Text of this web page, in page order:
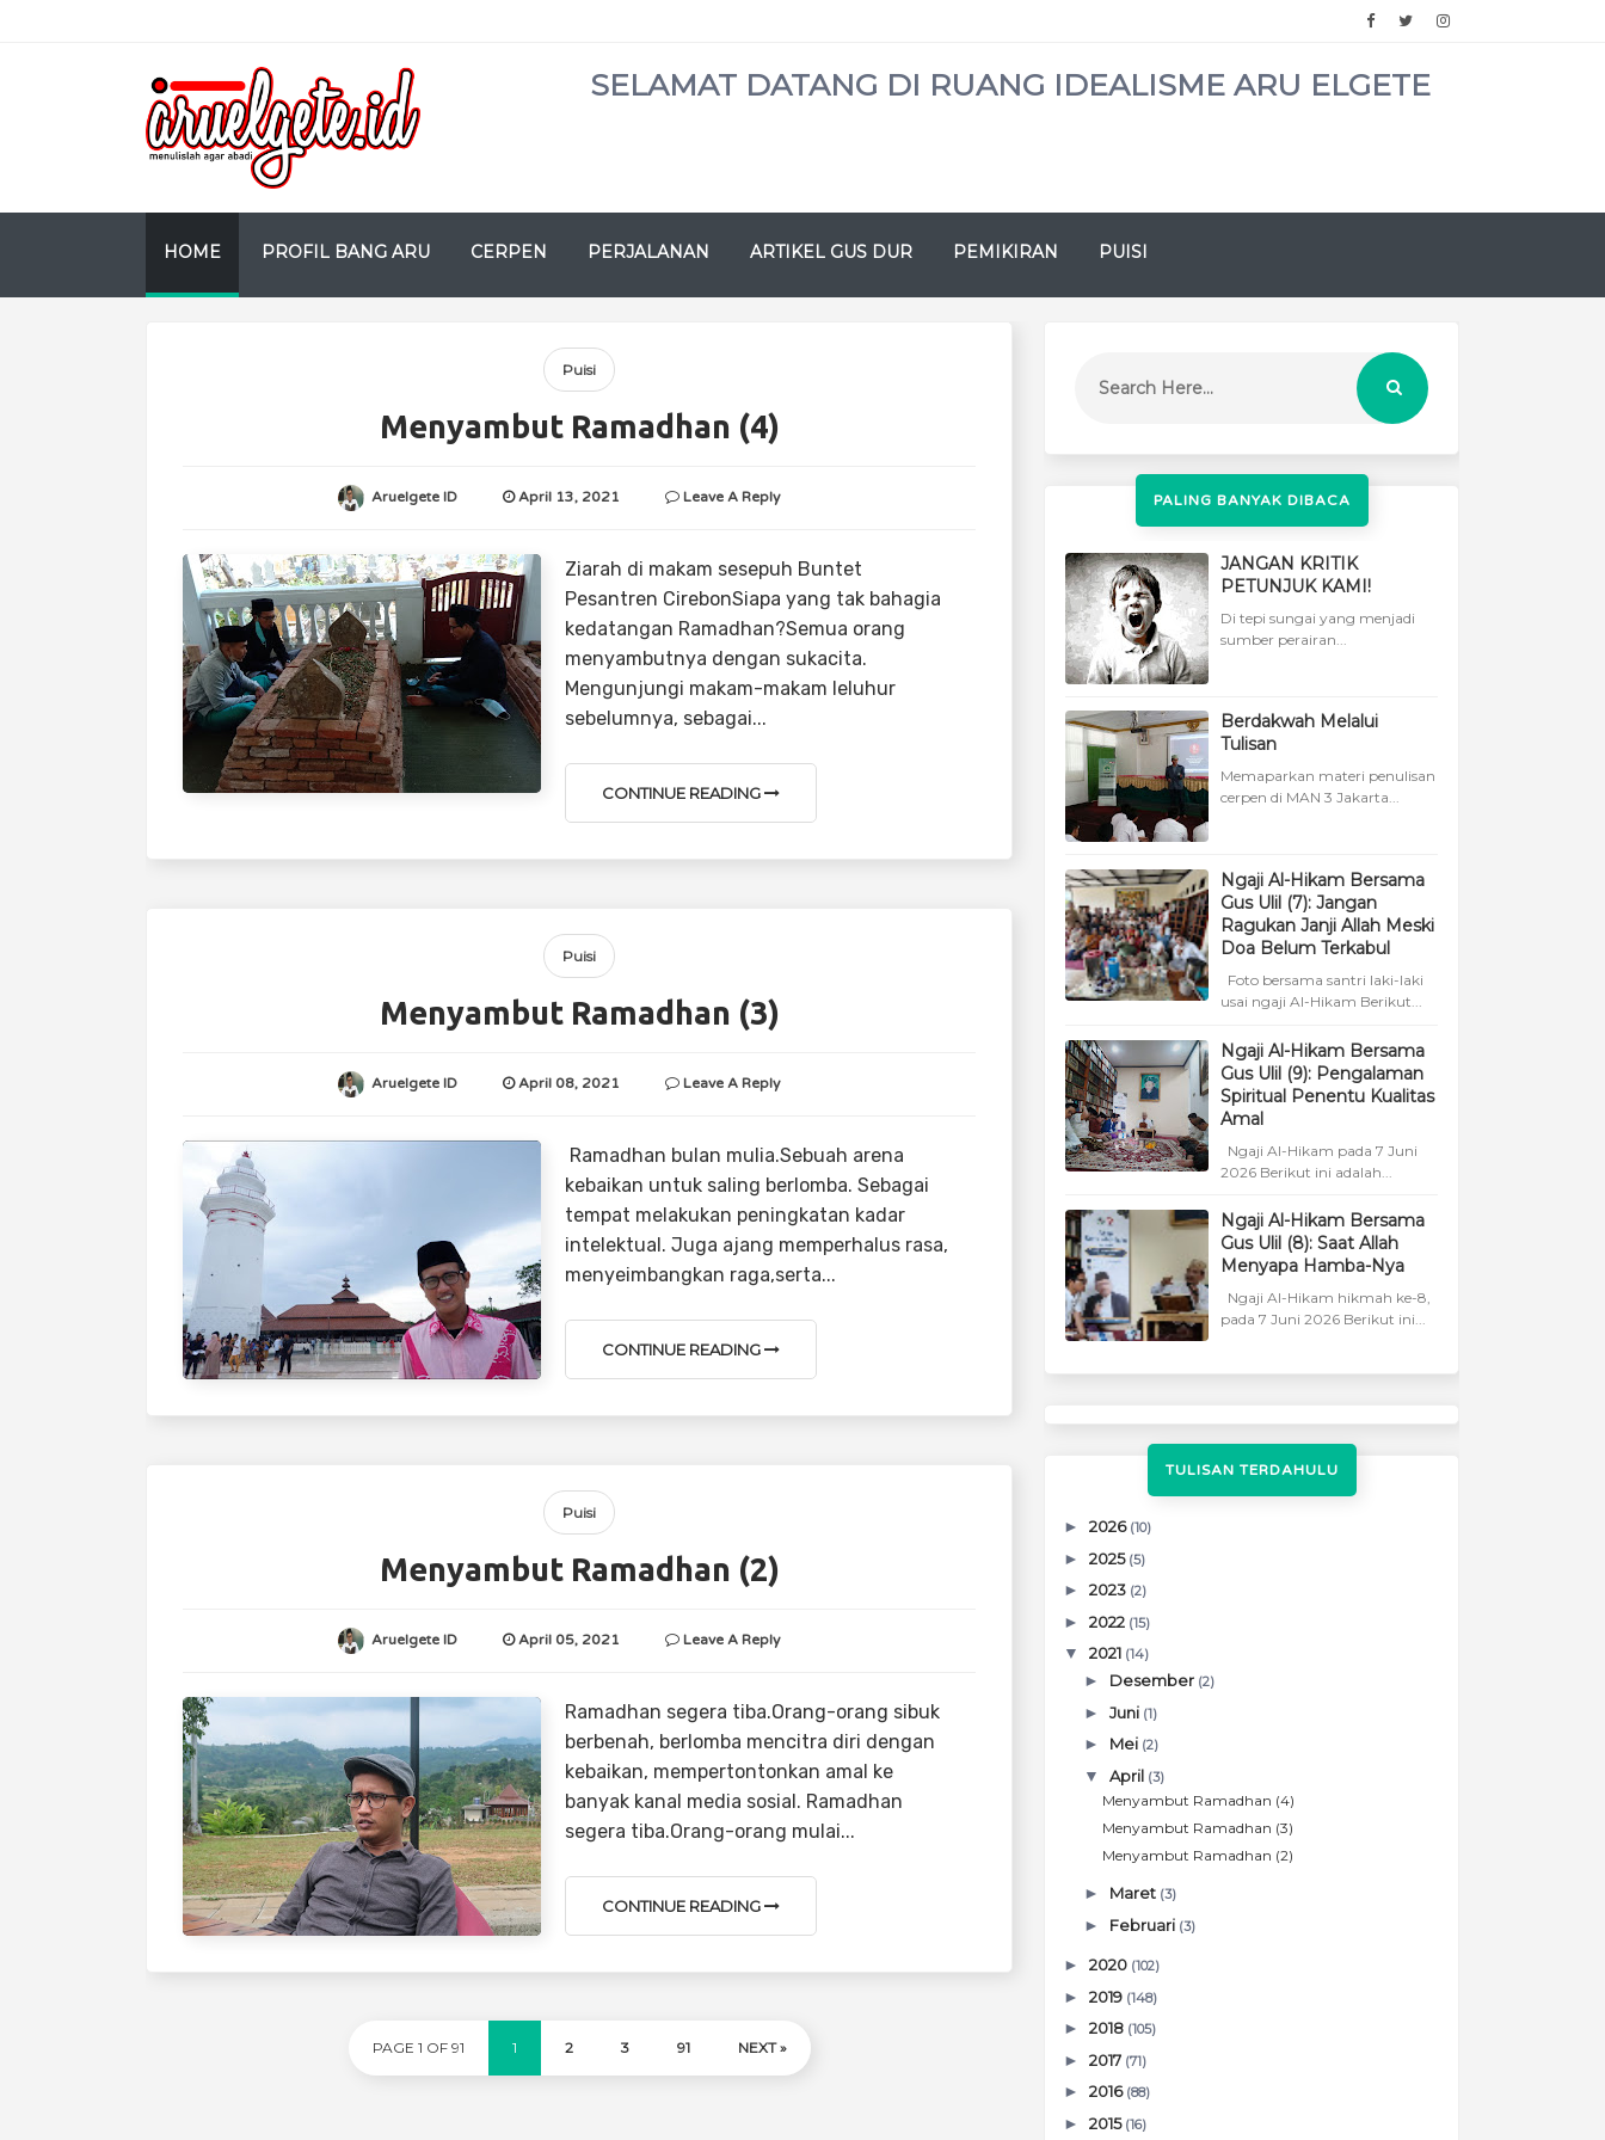
SELAMAT DATANG DI RUANG IDEALISME ARU ELGETE
HOME PROFIL BANG ARU CERPEN PERJALANAN ARTIKEL GUS DUR PEMIKIRAN PUISI
Puisi
Menyambut Ramadhan (4)
Aruelgete ID April 13, 2021 Leave A Reply
Ziarah di makam sesepuh Buntet
Pesantren CirebonSiapa yang tak bahagia
kedatangan Ramadhan?Semua orang
menyambutnya dengan sukacita.
Mengunjungi makam-makam leluhur
sebelumnya, sebagai...
CONTINUE READING
Puisi
Menyambut Ramadhan (3)
Aruelgete ID April 08, 2021 Leave A Reply
Ramadhan bulan mulia.Sebuah arena
kebaikan untuk saling berlomba. Sebagai
tempat melakukan peningkatan kadar
intelektual. Juga ajang memperhalus rasa,
menyeimbangkan raga,serta...
CONTINUE READING
Puisi
Menyambut Ramadhan (2)
Aruelgete ID April 05, 2021 Leave A Reply
Ramadhan segera tiba.Orang-orang sibuk
berbenah, berlomba mencitra diri dengan
kebaikan, mempertontonkan amal ke
banyak kanal media sosial. Ramadhan
segera tiba.Orang-orang mulai...
CONTINUE READING
PAGE 1 OF 91 1 2 3 91 NEXT »
PALING BANYAK DIBACA
JANGAN KRITIK
PETUNJUK KAMI!
Di tepi sungai yang menjadi
sumber perairan...
Berdakwah Melalui
Tulisan
Memaparkan materi penulisan
cerpen di MAN 3 Jakarta...
Ngaji Al-Hikam Bersama
Gus Ulil (7): Jangan
Ragukan Janji Allah Meski
Doa Belum Terkabul
Foto bersama santri laki-laki
usai ngaji Al-Hikam Berikut...
Ngaji Al-Hikam Bersama
Gus Ulil (9): Pengalaman
Spiritual Penentu Kualitas
Amal
Ngaji Al-Hikam pada 7 Juni
2026 Berikut ini adalah...
Ngaji Al-Hikam Bersama
Gus Ulil (8): Saat Allah
Menyapa Hamba-Nya
Ngaji Al-Hikam hikmah ke-8,
pada 7 Juni 2026 Berikut ini...
TULISAN TERDAHULU
►2026 (10)
►2025 (5)
►2023 (2)
►2022 (15)
▼2021 (14)
► Desember (2)
►Juni (1)
► Mei (2)
▼April (3)
Menyambut Ramadhan (4)
Menyambut Ramadhan (3)
Menyambut Ramadhan (2)
► Maret (3)
► Februari (3)
►2020 (102)
►2019 (148)
►2018 (105)
►2017 (71)
►2016 (88)
►2015 (16)